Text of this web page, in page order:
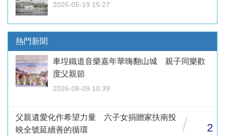
2026-05-19 15:27
熱門新聞
車埕鐵道音樂嘉年華嗨翻山城 親子同樂歡
度父親節
2026-08-09 10:39
父親遺愛化作希望力量 六子女捐贈家扶南投
映全號延續善的循環
/ 2